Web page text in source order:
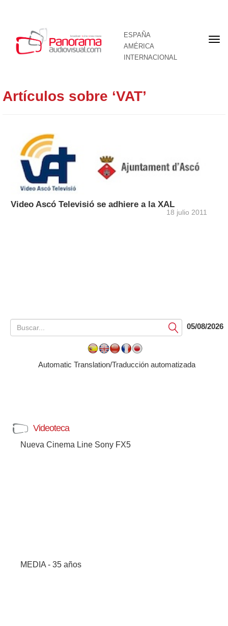
ESPAÑA
AMÉRICA
INTERNACIONAL
Artículos sobre ‘VAT’
Video Ascó Televisió se adhiere a la XAL
18 julio 2011
Submit05/08/2026
Automatic Translation/Traducción automatizada
Videoteca
Nueva Cinema Line Sony FX5
MEDIA - 35 años